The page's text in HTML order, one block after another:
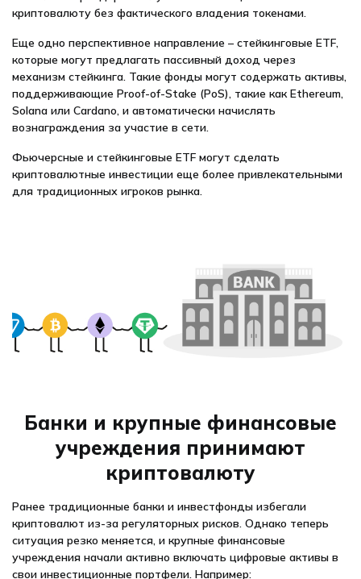
криптовалюту без фактического владения токенами.
Еще одно перспективное направление – стейкинговые ETF,
которые могут предлагать пассивный доход через
механизм стейкинга. Такие фонды могут содержать активы,
поддерживающие Proof-of-Stake (PoS), такие как Ethereum,
Solana или Cardano, и автоматически начислять
вознаграждения за участие в сети.
Фьючерсные и стейкинговые ETF могут сделать
криптовалютные инвестиции еще более привлекательными
для традиционных игроков рынка.
Банки и крупные финансовые
учреждения принимают
криптовалюту
Ранее традиционные банки и инвестфонды избегали
криптовалют из-за регуляторных рисков. Однако теперь
ситуация резко меняется, и крупные финансовые
учреждения начали активно включать цифровые активы в
свои инвестиционные портфели. Например: